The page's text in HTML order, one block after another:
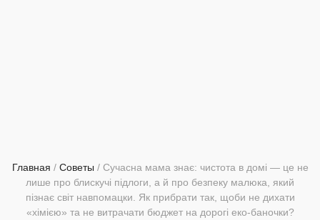
Главная / Советы / Сучасна мама знає: чистота в домі — це не
лише про блискучі підлоги, а й про безпеку малюка, який
пізнає світ навпомацки. Як прибрати так, щоби не дихати
«хімією» та не витрачати бюджет на дорогі еко-баночки?